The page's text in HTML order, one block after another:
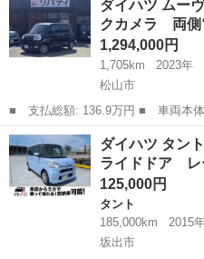
ダイハツ ムー
クカメラ 両
1,294,000円
1,705km
2023年
松山市
■ 支払総額: 136.9万円 ■ 車両本体価格： 1,294,000 円 ■ メーカ
ー名： ダイハツ ■ 車種名： ム
名： セオリーＧ バックカメラ
リアランスソ...
愛媛 松山市 ダイハツ
ダイハツ タン
ライドドア レ
125,000円
タント
185,000km
2015
坂出市